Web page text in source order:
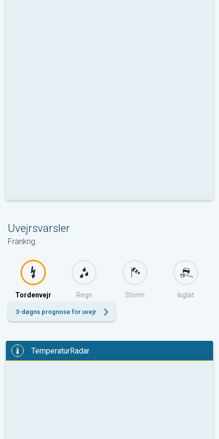
Uvejrsvarsler
Frankrig
Tordenvejr Regn Storm Isglat
3-døgns prognose for uvejr
TemperaturRadar